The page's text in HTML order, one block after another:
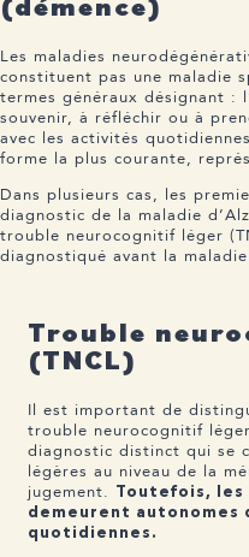
Les maladies
constituent pas une maladie
termes généraux désignant :
souvenir, à réfléchir ou à
avec les activités
forme la plus courante,
Dans plusieurs cas, les
diagnostic de la maladie
trouble neurocognitif léger
diagnostiqué avant la maladie
Trouble
(TNCL)
Il est important de
trouble neurocognitif
diagnostic distinct qui se
légères au niveau de la
jugement.
Toutefois,
demeurent autonomes
quotidiennes.